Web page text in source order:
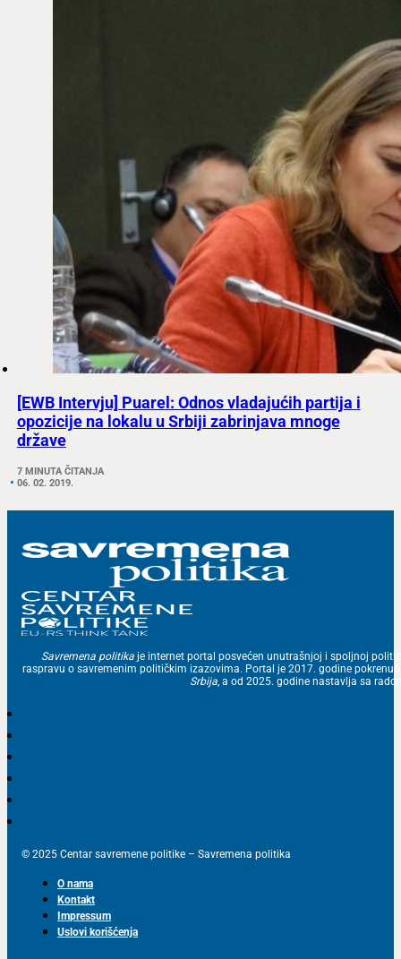
[EWB Intervju] Puarel: Odnos vladajućih partija i
opozicije na lokalu u Srbiji zabrinjava mnoge
države
7 MINUTA ČITANJA
06. 02. 2019.
Savremena politika je internet portal posvećen unutrašnjoj i spoljnoj
raspravu o savremenim političkim izazovima. Portal je 2017. godine
Srbija, a od 2025. godine nastavlja sa
© 2025 Centar savremene politike – Savremena politika
O nama
Kontakt
Impressum
Uslovi korišćenja